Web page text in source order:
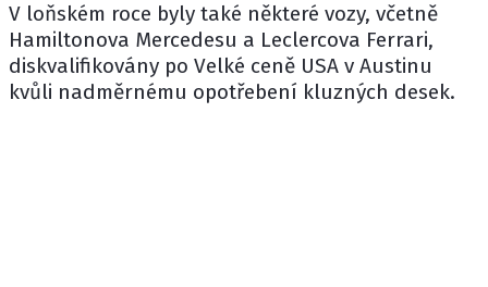
V loňském roce byly také některé vozy, včetně
Hamiltonova Mercedesu a Leclercova Ferrari,
diskvalifikovány po Velké ceně USA v Austinu
kvůli nadměrnému opotřebení kluzných desek.